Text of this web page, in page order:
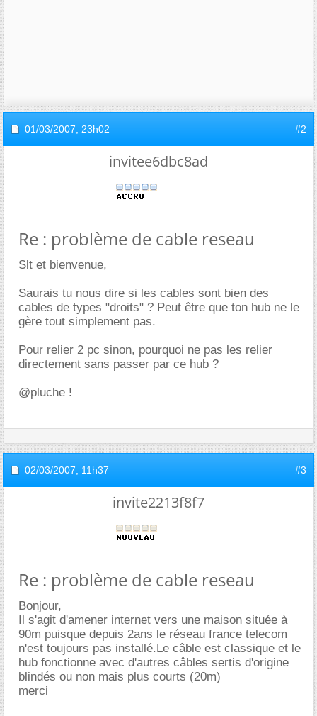
01/03/2007, 23h02 #2
invitee6dbc8ad
Re : problème de cable reseau
Slt et bienvenue,
Saurais tu nous dire si les cables sont bien des
cables de types "droits" ? Peut être que ton hub ne le
gère tout simplement pas.
Pour relier 2 pc sinon, pourquoi ne pas les relier
directement sans passer par ce hub ?
@pluche !
02/03/2007, 11h37 #3
invite2213f8f7
Re : problème de cable reseau
Bonjour,
Il s'agit d'amener internet vers une maison située à
90m puisque depuis 2ans le réseau france telecom
n'est toujours pas installé.Le câble est classique et le
hub fonctionne avec d'autres câbles sertis d'origine
blindés ou non mais plus courts (20m)
merci